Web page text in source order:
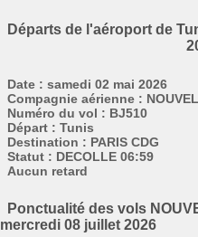
Départs de l'aéroport de
Date : samedi 02 mai 2026
Compagnie aérienne :
Numéro du vol : BJ510
Départ : Tunis
Destination : PARIS CDG
Statut : DECOLLE 06:59
Aucun retard
Ponctualité des vols
mercredi 08 juillet 2026